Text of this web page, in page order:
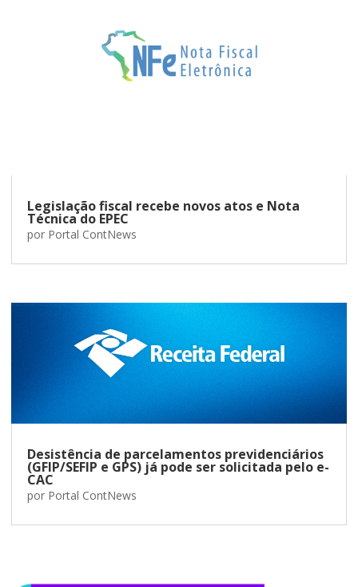
Legislação fiscal recebe novos atos e Nota
Técnica do EPEC
por Portal ContNews
Desistência de parcelamentos previdenciários
(GFIP/SEFIP e GPS) já pode ser solicitada pelo e-
CAC
por Portal ContNews